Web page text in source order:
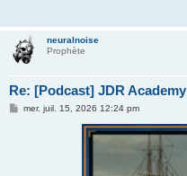
neuralnoise
Prophète
Re: [Podcast] JDR Academy
Mmer. juil. 15, 2026 12:24 pm